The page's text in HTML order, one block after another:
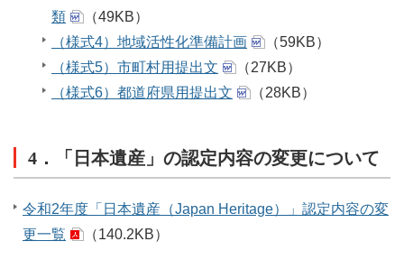
類
（49KB）
（様式4）地域活性化準備計画
（59KB）
（様式5）市町村用提出文
（27KB）
（様式6）都道府県用提出文
（28KB）
4．「日本遺産」の認定内容の変更について
令和2年度「日本遺産（Japan Heritage）」認定内容の変
更一覧
（140.2KB）